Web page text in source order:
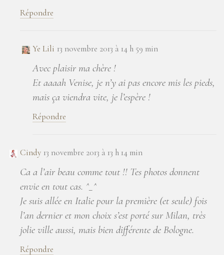
Répondre
Ye Lili 13 novembre 2013 à 14 h 59 min
Avec plaisir ma chère !
Et aaaah Venise, je n’y ai pas encore mis les pieds,
mais ça viendra vite, je l’espère !
Répondre
Cindy 13 novembre 2013 à 13 h 14 min
Ca a l’air beau comme tout !! Tes photos donnent
envie en tout cas. ^_^
Je suis allée en Italie pour la première (et seule) fois
l’an dernier et mon choix s’est porté sur Milan, très
jolie ville aussi, mais bien différente de Bologne.
Répondre